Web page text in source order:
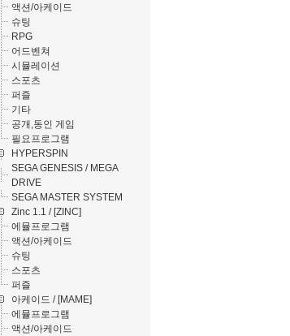
액션/아케이드
슈팅
RPG
어드벤쳐
시뮬레이션
스포츠
퍼즐
기타
공개,동인 게임
필요프로그램
HYPERSPIN
SEGA GENESIS / MEGA
DRIVE
SEGA MASTER SYSTEM
Zinc 1.1 / [ZINC]
에뮬프로그램
액션/아케이드
슈팅
스포츠
퍼즐
아케이드 / [MAME]
에뮬프로그램
액션/아케이드